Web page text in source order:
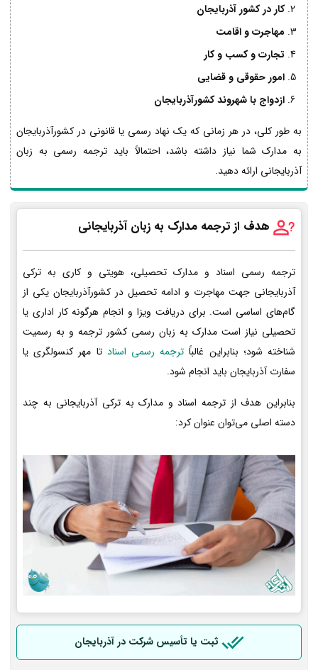
کار در کشور آذربایجان
مهاجرت و اقامت
تجارت و کسب و کار
امور حقوقی و قضایی
ازدواج با شهروند کشورآذربایجان
به طور کلی، در هر زمانی که یک نهاد رسمی یا قانونی در کشورآذربایجان
به مدارک شما نیاز داشته باشد، احتمالاً باید ترجمه رسمی به زبان
آذربایجانی ارائه دهید.
هدف از ترجمه مدارک به زبان آذربایجانی
ترجمه رسمی اسناد و مدارک تحصیلی، هویتی و کاری به ترکی
آذربایجانی جهت مهاجرت و ادامه تحصیل در کشورآذربایجان یکی از
گام‌های اساسی است. برای دریافت ویزا و انجام هرگونه کار اداری یا
تحصیلی نیاز است مدارک به زبان رسمی کشور ترجمه و به رسمیت
شناخته شود؛ بنابراین غالباً ترجمه رسمی اسناد تا مهر کنسولگری یا
سفارت آذربایجان باید انجام شود.
بنابراین هدف از ترجمه اسناد و مدارک به ترکی آذربایجانی به چند
دسته اصلی می‌توان عنوان کرد:
ثبت یا تأسیس شرکت در آذربایجان